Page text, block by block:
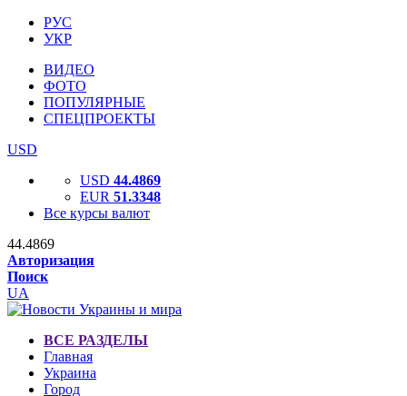
РУС
УКР
ВИДЕО
ФОТО
ПОПУЛЯРНЫЕ
СПЕЦПРОЕКТЫ
USD
USD 44.4869
EUR 51.3348
Все курсы валют
44.4869
Авторизация
Поиск
UA
ВСЕ РАЗДЕЛЫ
Главная
Украина
Город